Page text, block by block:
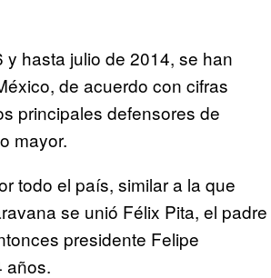
hasta julio de 2014, se han
de acuerdo con cifras
principales defensores de
mayor.
todo el país, similar a la que
se unió Félix Pita, el padre
presidente Felipe
años.